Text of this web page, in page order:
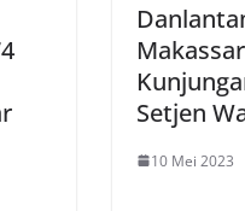
Setjen
10 Mei 2023